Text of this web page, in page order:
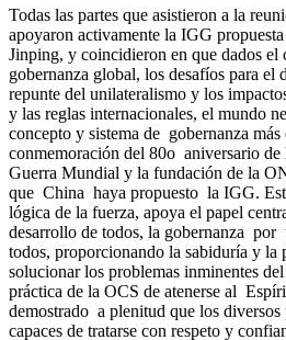
Todas las partes que asistieron a la
apoyaron activamente la IGG
Jinping, y coincidieron en que dados el
gobernanza global, los desafíos para el
repunte del unilateralismo y los
y las reglas internacionales, el mundo
concepto y sistema de gobernanza
conmemoración del 80o aniversario de
Guerra Mundial y la fundación de la
que China haya propuesto la IGG.
lógica de la fuerza, apoya el papel
desarrollo de todos, la gobernanza por
todos, proporcionando la sabiduría y la
solucionar los problemas inminentes
práctica de la OCS de atenerse al
demostrado a plenitud que los diversos
capaces de tratarse con respeto y